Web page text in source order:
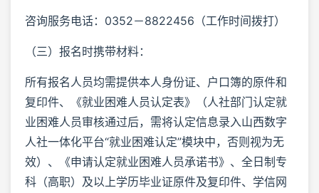
咨询服务电话：0352－8822456（工作时间拨打）
（三）报名时携带材料：
所有报名人员均需提供本人身份证、户口簿的原件和
复印件、《就业困难人员认定表》（人社部门认定就
业困难人员审核通过后，需将认定信息录入山西数字
人社一体化平台“就业困难认定”模块中，否则视为无
效）、《申请认定就业困难人员承诺书》、全日制专
科（高职）及以上学历毕业证原件及复印件、学信网